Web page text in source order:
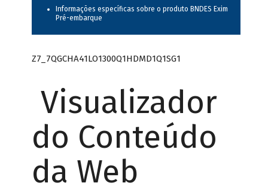
Informações específicas sobre o produto BNDES Exim
Pré-embarque
Z7_7QGCHA41LO1300Q1HDMD1Q1SG1
Visualizador
do Conteúdo
da Web